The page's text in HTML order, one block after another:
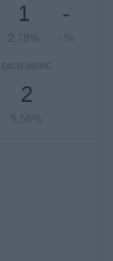
1
2,78%
-
- %
DICIEMBRE
2
5,56%